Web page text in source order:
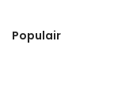
Populair